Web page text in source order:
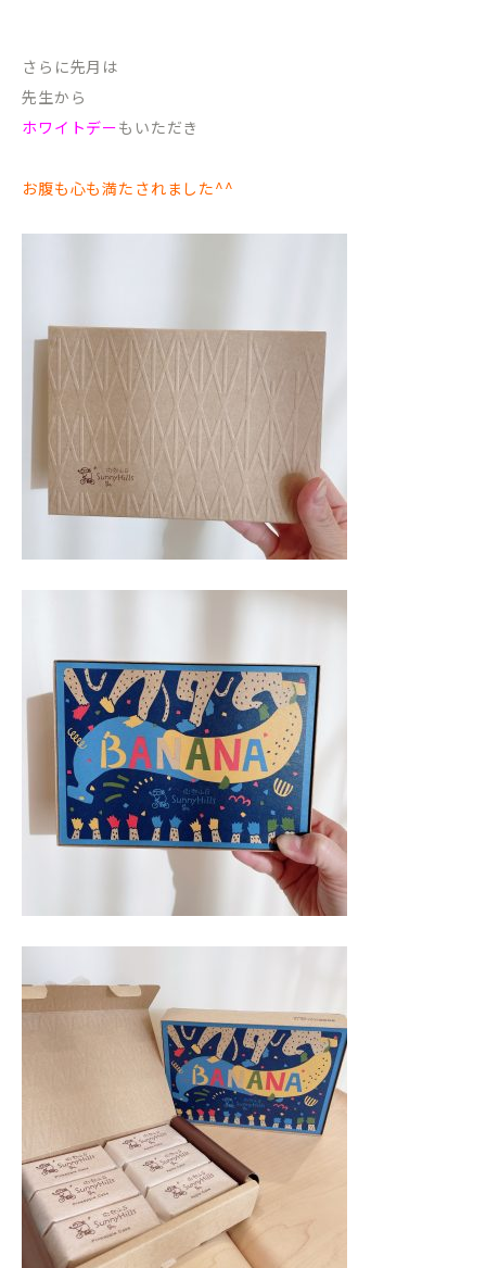
さらに先月は
先生から
ホワイトデーもいただき
お腹も心も満たされました^^